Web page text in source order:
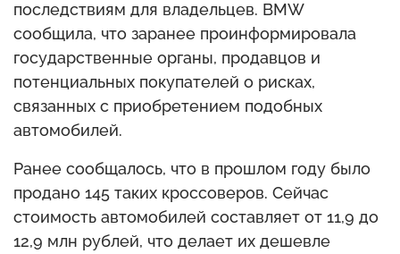
последствиям для владельцев. BMW
сообщила, что заранее проинформировала
государственные органы, продавцов и
потенциальных покупателей о рисках,
связанных с приобретением подобных
автомобилей.
Ранее сообщалось, что в прошлом году было
продано 145 таких кроссоверов. Сейчас
стоимость автомобилей составляет от 11,9 до
12,9 млн рублей, что делает их дешевле